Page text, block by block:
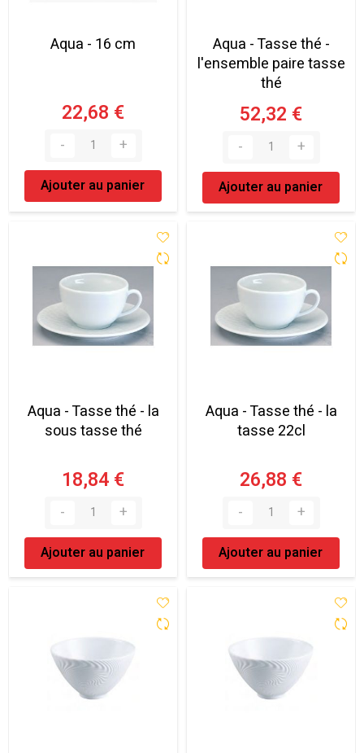
Aqua - 16 cm
22,68 €
Ajouter au panier
Aqua - Tasse thé -
l'ensemble paire tasse
thé
52,32 €
Ajouter au panier
Aqua - Tasse thé - la
sous tasse thé
18,84 €
Ajouter au panier
Aqua - Tasse thé - la
tasse 22cl
26,88 €
Ajouter au panier